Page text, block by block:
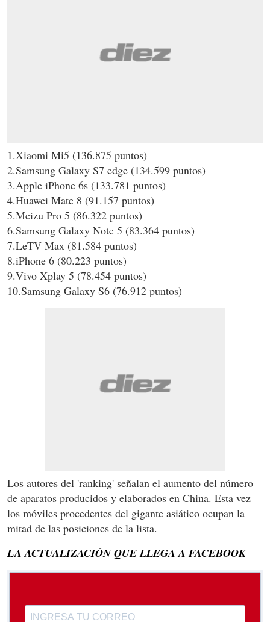
1.Xiaomi Mi5 (136.875 puntos)
2.Samsung Galaxy S7 edge (134.599 puntos)
3.Apple iPhone 6s (133.781 puntos)
4.Huawei Mate 8 (91.157 puntos)
5.Meizu Pro 5 (86.322 puntos)
6.Samsung Galaxy Note 5 (83.364 puntos)
7.LeTV Max (81.584 puntos)
8.iPhone 6 (80.223 puntos)
9.Vivo Xplay 5 (78.454 puntos)
10.Samsung Galaxy S6 (76.912 puntos)
Los autores del 'ranking' señalan el aumento del número
de aparatos producidos y elaborados en China. Esta vez
los móviles procedentes del gigante asiático ocupan la
mitad de las posiciones de la lista.
LA ACTUALIZACIÓN QUE LLEGA A FACEBOOK